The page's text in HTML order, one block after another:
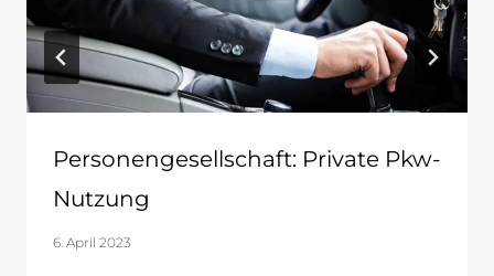
Personengesellschaft: Private Pkw-
Nutzung
6. April 2023